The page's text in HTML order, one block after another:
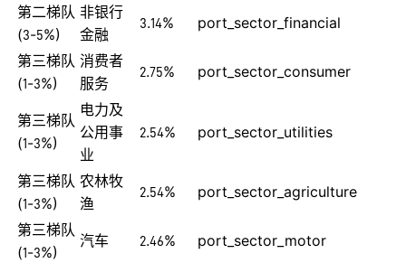
第二梯队
(3-5%)
非银行
金融
3.14% port_sector_financial
第三梯队
(1-3%)
消费者
服务
2.75% port_sector_consumer
第三梯队
(1-3%)
电力及
公用事
业
2.54% port_sector_utilities
第三梯队
(1-3%)
农林牧
渔
2.54% port_sector_agriculture
第三梯队
(1-3%)
汽车 2.46% port_sector_motor